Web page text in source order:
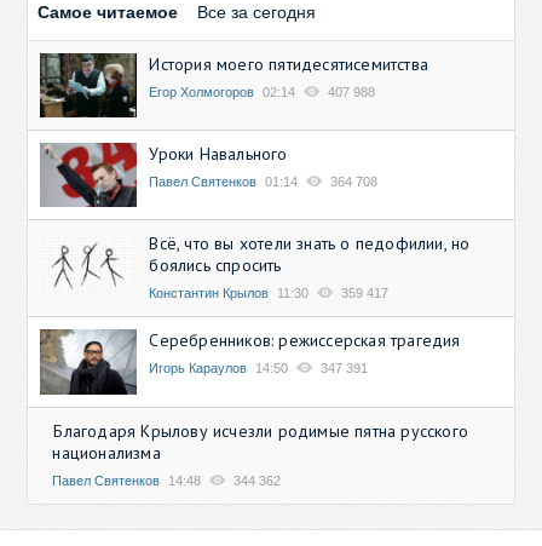
Самое читаемое Все за сегодня
История моего пятидесятисемитства
Егор Холмогоров 02:14 407 988
Уроки Навального
Павел Святенков 01:14 364 708
Всё, что вы хотели знать о педофилии, но
боялись спросить
Константин Крылов 11:30 359 417
Серебренников: режиссерская трагедия
Игорь Караулов 14:50 347 391
Благодаря Крылову исчезли родимые пятна русского
национализма
Павел Святенков 14:48 344 362